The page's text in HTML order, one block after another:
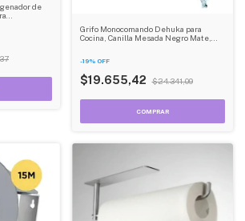
de
Grifo Monocomando Dehuka para
Cocina, Canilla Mesada Negro Mate,
-19% OFF
$19.655,42 $24.341,09